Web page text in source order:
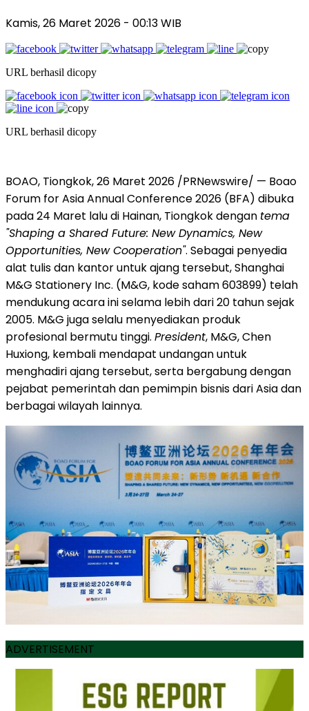
Kamis, 26 Maret 2026 - 00:13 WIB
URL berhasil dicopy
URL berhasil dicopy
BOAO, Tiongkok, 26 Maret 2026 /PRNewswire/ — Boao
Forum for Asia Annual Conference 2026 (BFA) dibuka
pada 24 Maret lalu di Hainan, Tiongkok dengan tema
"Shaping a Shared Future: New Dynamics, New
Opportunities, New Cooperation". Sebagai penyedia
alat tulis dan kantor untuk ajang tersebut, Shanghai
M&G Stationery Inc. (M&G, kode saham 603899) telah
mendukung acara ini selama lebih dari 20 tahun sejak
2005. M&G juga selalu menyediakan produk
profesional bermutu tinggi. President, M&G, Chen
Huxiong, kembali mendapat undangan untuk
menghadiri ajang tersebut, serta bergabung dengan
pejabat pemerintah dan pemimpin bisnis dari Asia dan
berbagai wilayah lainnya.
ADVERTISEMENT